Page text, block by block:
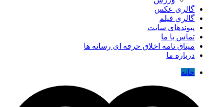
گالری عکس
گالری فیلم
پیوندهای سایت
تماس با ما
میثاق نامه اخلاق حرفه ای رسانه ها
درباره ما
خانه